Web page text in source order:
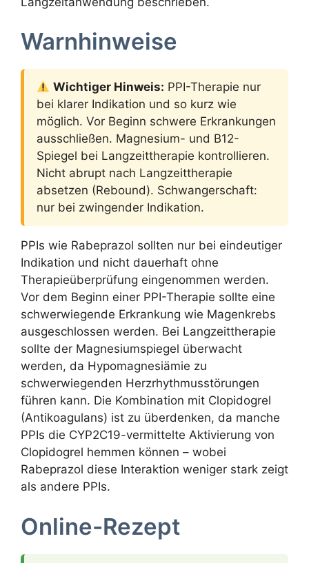
Warnhinweise
Wichtiger Hinweis: PPI-Therapie nur
bei klarer Indikation und so kurz wie
möglich. Vor Beginn schwere Erkrankungen
ausschließen. Magnesium- und B12-
Spiegel bei Langzeittherapie kontrollieren.
Nicht abrupt nach Langzeittherapie
absetzen (Rebound). Schwangerschaft:
nur bei zwingender Indikation.
PPIs wie Rabeprazol sollten nur bei eindeutiger
Indikation und nicht dauerhaft ohne
Therapieüberprüfung eingenommen werden.
Vor dem Beginn einer PPI-Therapie sollte eine
schwerwiegende Erkrankung wie Magenkrebs
ausgeschlossen werden. Bei Langzeittherapie
sollte der Magnesiumspiegel überwacht
werden, da Hypomagnesiämie zu
schwerwiegenden Herzrhythmusstörungen
führen kann. Die Kombination mit Clopidogrel
(Antikoagulans) ist zu überdenken, da manche
PPIs die CYP2C19-vermittelte Aktivierung von
Clopidogrel hemmen können – wobei
Rabeprazol diese Interaktion weniger stark zeigt
als andere PPIs.
Online-Rezept